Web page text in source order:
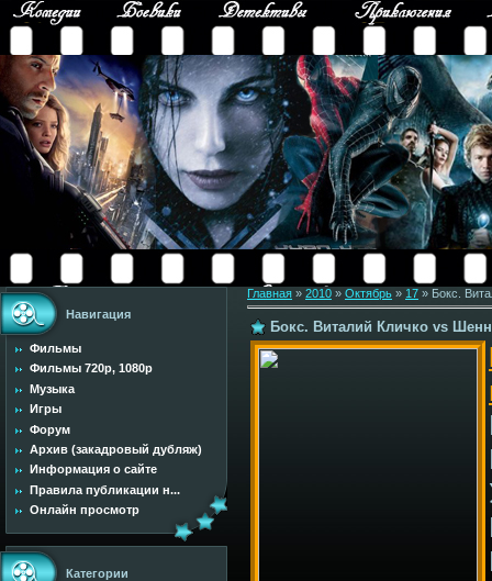
Навигация
Фильмы
Фильмы 720p, 1080p
Музыка
Игры
Форум
Архив (закадровый дубляж)
Информация о сайте
Правила публикации н...
Онлайн просмотр
Категории
Главная » 2010 » Октябрь » 17 » Бокс.
Бокс. Виталий Кличко vs